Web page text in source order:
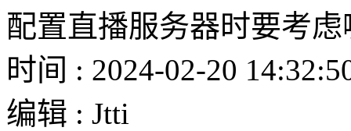
配置直播服务器时要考
时间 : 2024-02-20
编辑 : Jtti